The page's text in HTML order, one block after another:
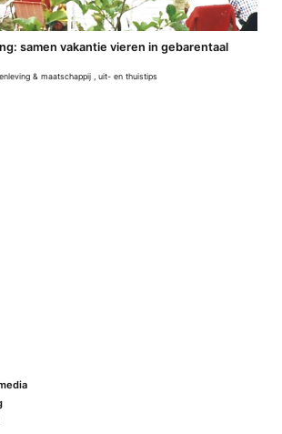
samen vakantie vieren in gebarentaal
& maatschappij uit- en thuistips